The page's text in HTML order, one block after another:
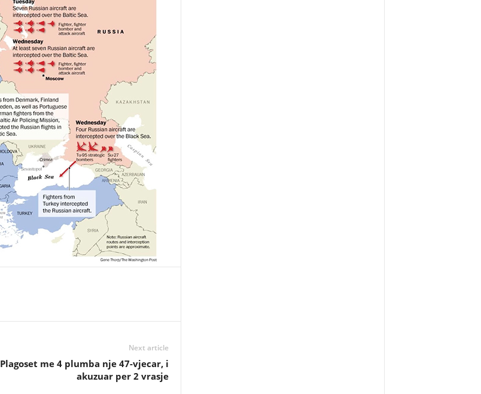
Next article
Plagoset me 4 plumba nje 47-vjecar, i
akuzuar per 2 vrasje